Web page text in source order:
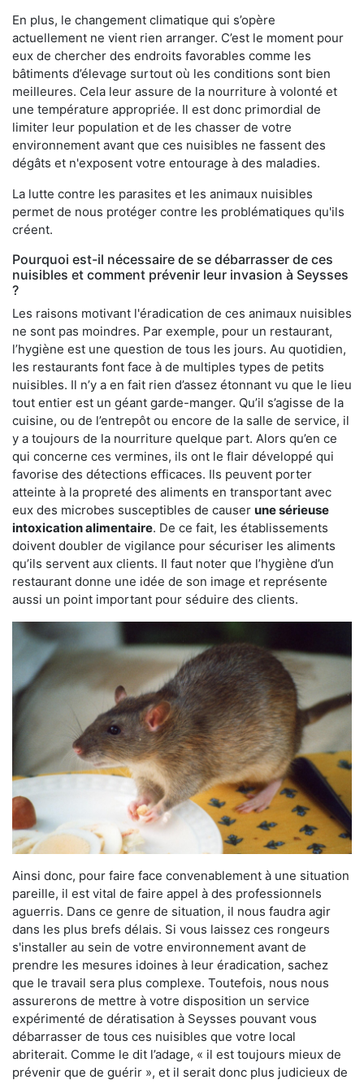
En plus, le changement climatique qui s’opère
actuellement ne vient rien arranger. C’est le moment pour
eux de chercher des endroits favorables comme les
bâtiments d’élevage surtout où les conditions sont bien
meilleures. Cela leur assure de la nourriture à volonté et
une température appropriée. Il est donc primordial de
limiter leur population et de les chasser de votre
environnement avant que ces nuisibles ne fassent des
dégâts et n'exposent votre entourage à des maladies.
La lutte contre les parasites et les animaux nuisibles
permet de nous protéger contre les problématiques qu'ils
créent.
Pourquoi est-il nécessaire de se débarrasser de ces
nuisibles et comment prévenir leur invasion à Seysses
?
Les raisons motivant l'éradication de ces animaux nuisibles
ne sont pas moindres. Par exemple, pour un restaurant,
l’hygiène est une question de tous les jours. Au quotidien,
les restaurants font face à de multiples types de petits
nuisibles. Il n’y a en fait rien d’assez étonnant vu que le lieu
tout entier est un géant garde-manger. Qu’il s’agisse de la
cuisine, ou de l’entrepôt ou encore de la salle de service, il
y a toujours de la nourriture quelque part. Alors qu’en ce
qui concerne ces vermines, ils ont le flair développé qui
favorise des détections efficaces. Ils peuvent porter
atteinte à la propreté des aliments en transportant avec
eux des microbes susceptibles de causer une sérieuse
intoxication alimentaire. De ce fait, les établissements
doivent doubler de vigilance pour sécuriser les aliments
qu’ils servent aux clients. Il faut noter que l’hygiène d’un
restaurant donne une idée de son image et représente
aussi un point important pour séduire des clients.
Ainsi donc, pour faire face convenablement à une situation
pareille, il est vital de faire appel à des professionnels
aguerris. Dans ce genre de situation, il nous faudra agir
dans les plus brefs délais. Si vous laissez ces rongeurs
s'installer au sein de votre environnement avant de
prendre les mesures idoines à leur éradication, sachez
que le travail sera plus complexe. Toutefois, nous nous
assurerons de mettre à votre disposition un service
expérimenté de dératisation à Seysses pouvant vous
débarrasser de tous ces nuisibles que votre local
abriterait. Comme le dit l’adage, « il est toujours mieux de
prévenir que de guérir », et il serait donc plus judicieux de